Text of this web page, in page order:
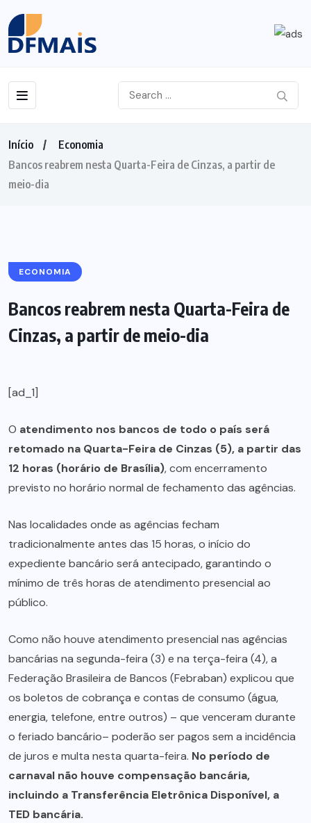
Início
Economia
Bancos reabrem nesta Quarta-Feira de Cinzas, a partir de
meio-dia
ECONOMIA
Bancos reabrem nesta Quarta-Feira de
Cinzas, a partir de meio-dia
[ad_1]
O atendimento nos bancos de todo o país será
retomado na Quarta-Feira de Cinzas (5), a partir das
12 horas (horário de Brasília), com encerramento
previsto no horário normal de fechamento das agências.
Nas localidades onde as agências fecham
tradicionalmente antes das 15 horas, o início do
expediente bancário será antecipado, garantindo o
mínimo de três horas de atendimento presencial ao
público.
Como não houve atendimento presencial nas agências
bancárias na segunda-feira (3) e na terça-feira (4), a
Federação Brasileira de Bancos (Febraban) explicou que
os boletos de cobrança e contas de consumo (água,
energia, telefone, entre outros) – que venceram durante
o feriado bancário– poderão ser pagos sem a incidência
de juros e multa nesta quarta-feira. No período de
carnaval não houve compensação bancária,
incluindo a Transferência Eletrônica Disponível, a
TED bancária.